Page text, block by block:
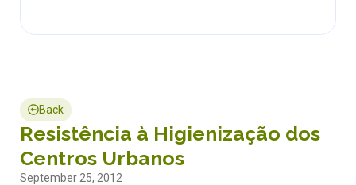
Back
Resistência à Higienização dos
Centros Urbanos
September 25, 2012